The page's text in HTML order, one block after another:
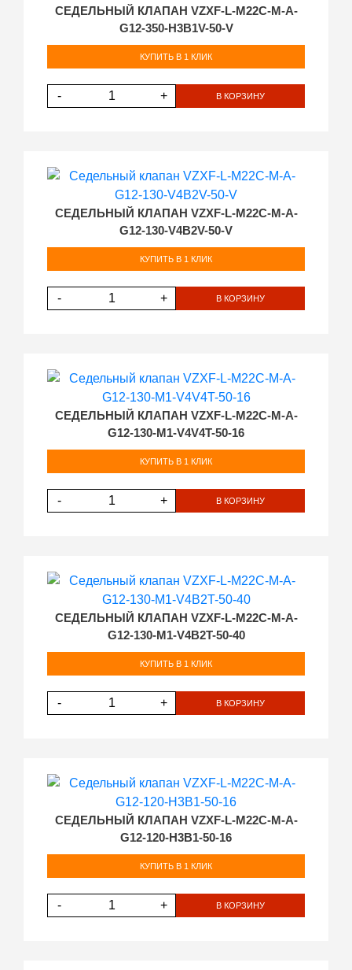
СЕДЕЛЬНЫЙ КЛАПАН VZXF-L-M22C-M-A-
G12-350-H3B1V-50-V
КУПИТЬ В 1 КЛИК
- + В КОРЗИНУ
СЕДЕЛЬНЫЙ КЛАПАН VZXF-L-M22C-M-A-
G12-130-V4B2V-50-V
КУПИТЬ В 1 КЛИК
- + В КОРЗИНУ
СЕДЕЛЬНЫЙ КЛАПАН VZXF-L-M22C-M-A-
G12-130-M1-V4V4T-50-16
КУПИТЬ В 1 КЛИК
- + В КОРЗИНУ
СЕДЕЛЬНЫЙ КЛАПАН VZXF-L-M22C-M-A-
G12-130-M1-V4B2T-50-40
КУПИТЬ В 1 КЛИК
- + В КОРЗИНУ
СЕДЕЛЬНЫЙ КЛАПАН VZXF-L-M22C-M-A-
G12-120-H3B1-50-16
КУПИТЬ В 1 КЛИК
- + В КОРЗИНУ